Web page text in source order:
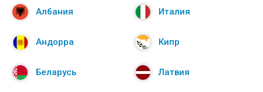
Албания
Андорра
Беларусь
Италия
Кипр
Латвия